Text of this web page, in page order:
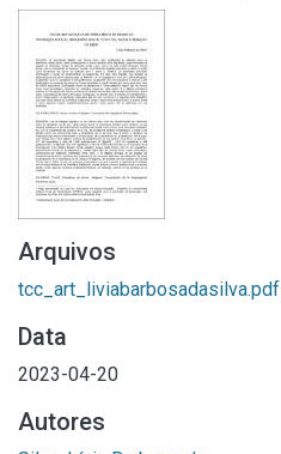
Arquivos
tcc_art_liviabarbosadasilva.pdf
Data
2023-04-20
Autores